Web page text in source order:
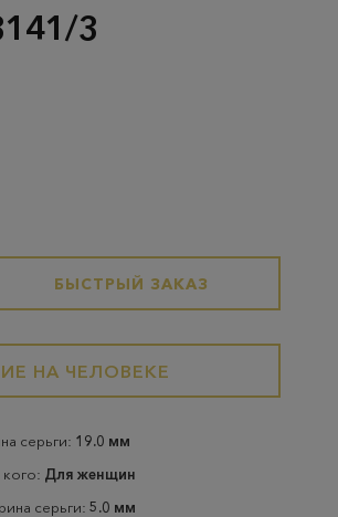
3
БЫСТРЫЙ ЗАКАЗ
НА ЧЕЛОВЕКЕ
серьги: 19.0 мм
кого: Для женщин
серьги: 5.0 мм